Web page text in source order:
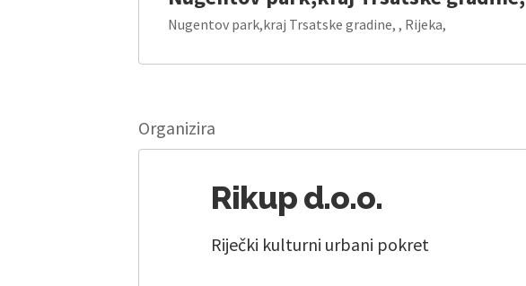
Nugentov park,kraj Trsatske gradine, , Rijeka,
Organizira
Rikup d.o.o.
Riječki kulturni urbani pokret